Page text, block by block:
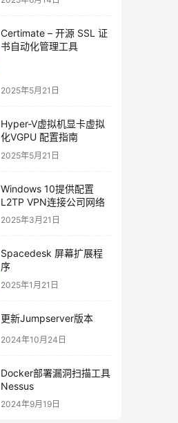
Certimate – 开源 SSL 证
书自动化管理工具
2025年5月21日
Hyper-V虚拟机显卡虚拟
化VGPU 配置指南
2025年5月21日
Windows 10提供配置
L2TP VPN连接公司网络
2025年3月21日
Spacedesk 屏幕扩展程
序
2025年1月21日
更新Jumpserver版本
2024年10月24日
Docker部署漏洞扫描工具
Nessus
2024年9月19日